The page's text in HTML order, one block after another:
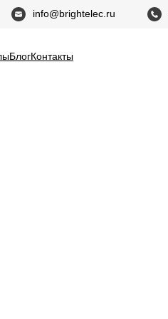
info@brightelec.ru
БлогКонтакты